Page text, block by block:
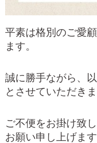
平素は格別のご愛
ます。
誠に勝手ながら、
とさせていただきま
ご不便をお掛け致
お願い申し上げます